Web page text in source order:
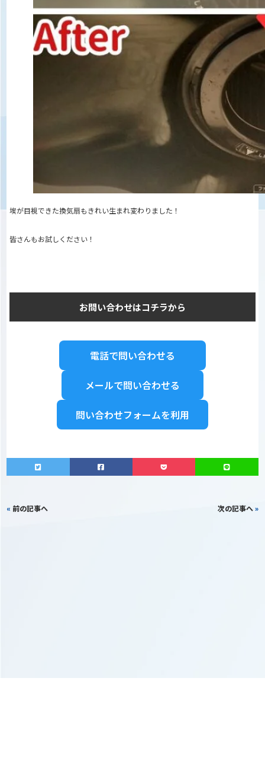
埃が目視できた換気扇もきれい生まれ変わりました！
皆さんもお試しください！
お問い合わせはコチラから
電話で問い合わせる
メールで問い合わせる
問い合わせフォームを利用
« 前の記事へ 次の記事へ»